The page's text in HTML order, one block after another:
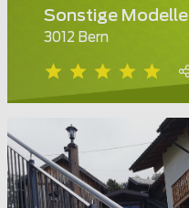
Sonstige Modelle
3012 Bern